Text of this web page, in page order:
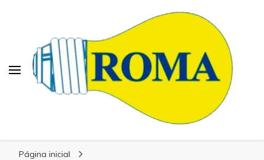
Página inicial